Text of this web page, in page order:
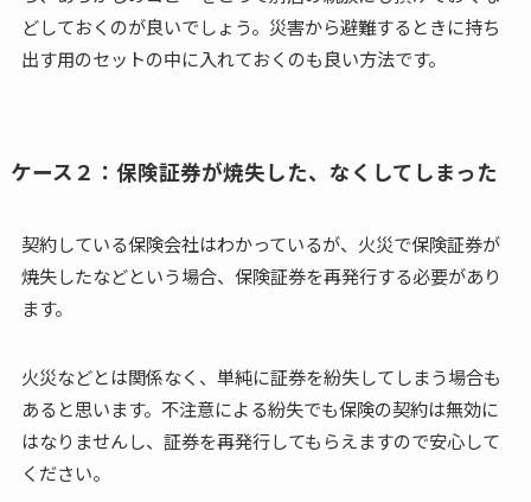
どしておくのが良いでしょう。災害から避難するときに持ち
出す用のセットの中に入れておくのも良い方法です。
ケース２：保険証券が焼失した、なくしてしまった
契約している保険会社はわかっているが、火災で保険証券が
焼失したなどという場合、保険証券を再発行する必要があり
ます。
火災などとは関係なく、単純に証券を紛失してしまう場合も
あると思います。不注意による紛失でも保険の契約は無効に
はなりませんし、証券を再発行してもらえますので安心して
ください。